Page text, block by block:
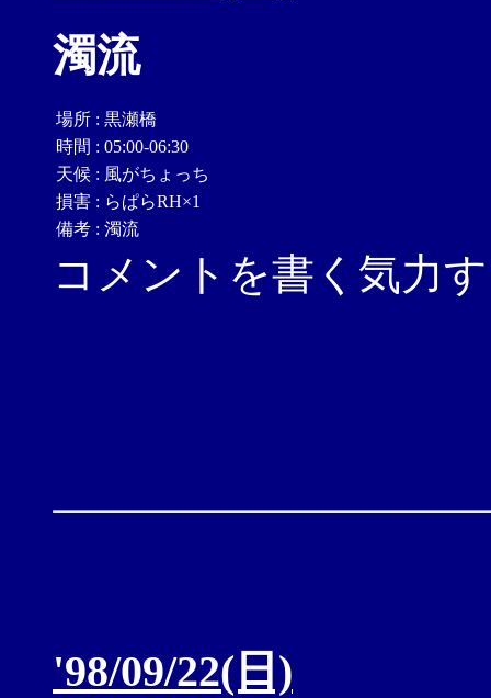
濁流
場所 : 黒瀬橋
時間 : 05:00-06:30
天候 : 風がちょっち
損害 : らぱらRH×1
備考 : 濁流
コメントを書く気力
'98/09/22(日)